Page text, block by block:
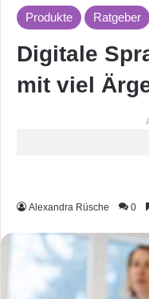
Produkte Ratgeber
Digitale
mit viel
Alexandra Rüsche 0